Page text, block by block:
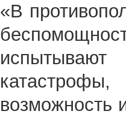
«В
возможность